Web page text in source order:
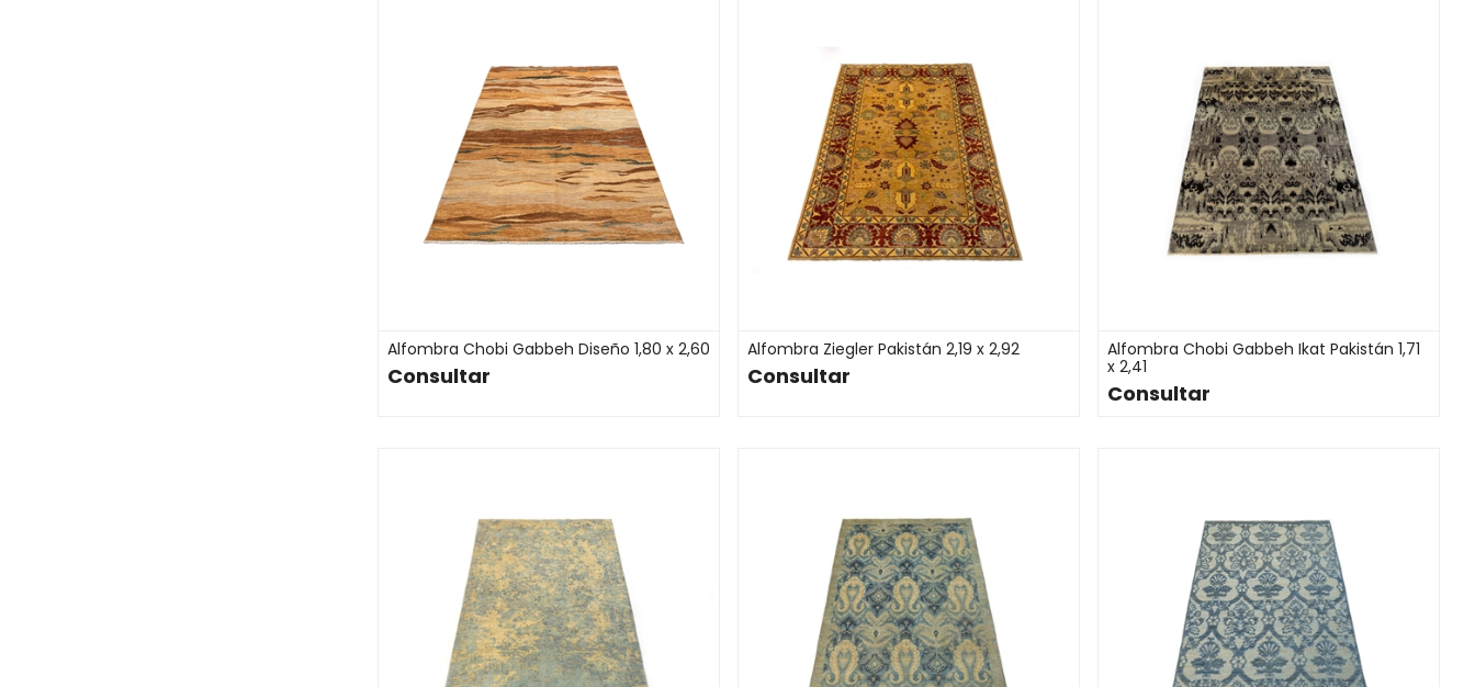
Alfombra Chobi Gabbeh Diseño 1,80 x 2,60
Consultar
Alfombra Ziegler Pakistán 2,19 x 2,92
Consultar
Alfombra Chobi Gabbeh Ikat Pakistán 1,71
x 2,41
Consultar